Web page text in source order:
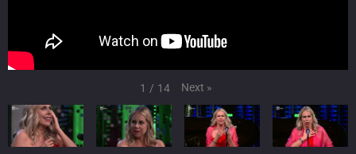
1 / 14 Next »